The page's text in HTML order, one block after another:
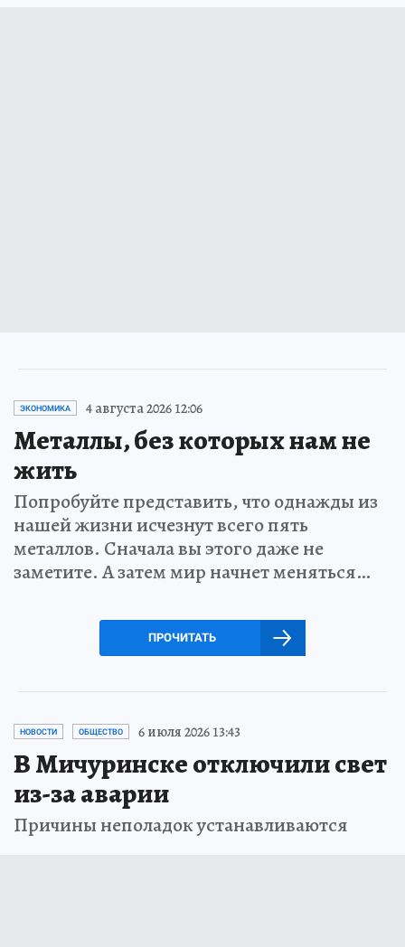
ЭКОНОМИКА 4 августа 2026 12:06
Металлы, без которых нам не
жить
Попробуйте представить, что однажды из
нашей жизни исчезнут всего пять
металлов. Сначала вы этого даже не
заметите. А затем мир начнет меняться…
ПРОЧИТАТЬ
НОВОСТИ ОБЩЕСТВО 6 июля 2026 13:43
В Мичуринске отключили свет
из-за аварии
Причины неполадок устанавливаются